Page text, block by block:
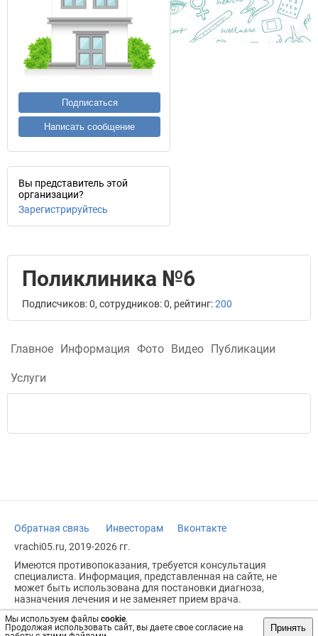
Мы используем файлы cookie.
Продолжая использовать сайт, вы даете свое согласие на
Принять
Подписаться
Написать сообщение
Вы представитель этой
организации?
Зарегистрируйтесь
Поликлиника №6
Подписчиков: 0, сотрудников: 0, рейтинг:200
Главное Информация Фото Видео Публикации
Услуги
Обратная связь Инвесторам
Вконтакте
vrachi05.ru, 2019-2026 гг.
Имеются противопоказания, требуется консультация
специалиста. Информация, представленная на сайте, не
может быть использована для постановки диагноза,
назначения лечения и не заменяет прием врача.
Возрастное ограничение: 18+